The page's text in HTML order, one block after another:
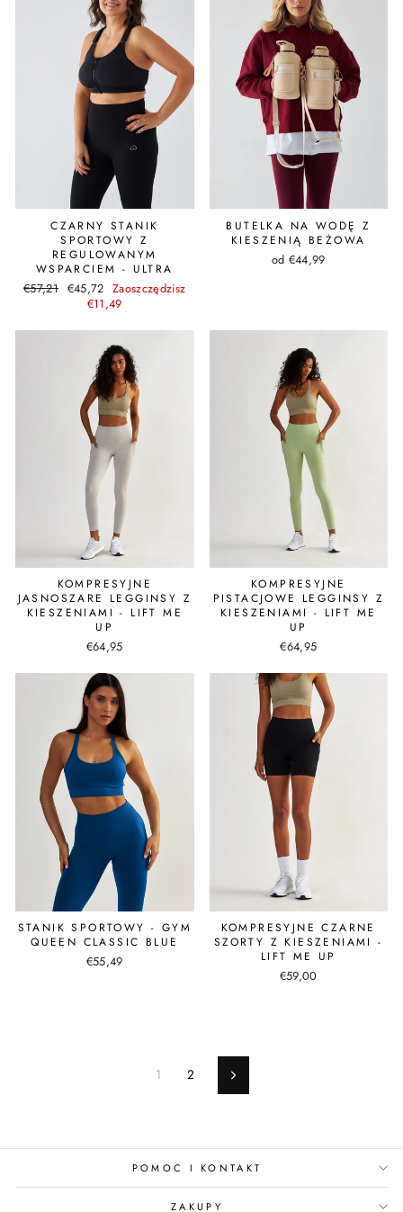
CZARNY STANIK
SPORTOWY Z
REGULOWANYM
WSPARCIEM - ULTRA
Cena
€57,21 Cena
promocyjna
€45,72 Zaoszczędzisz
€11,49
BUTELKA NA WODĘ Z
KIESZENIĄ BEŻOWA
od €44,99
KOMPRESYJNE
JASNOSZARE LEGGINSY Z
KIESZENIAMI - LIFT ME
UP
€64,95
KOMPRESYJNE
PISTACJOWE LEGGINSY Z
KIESZENIAMI - LIFT ME
UP
€64,95
STANIK SPORTOWY - GYM
QUEEN CLASSIC BLUE
€55,49
KOMPRESYJNE CZARNE
SZORTY Z KIESZENIAMI -
LIFT ME UP
€59,00
1 2 Następne
POMOC I KONTAKT
ZAKUPY